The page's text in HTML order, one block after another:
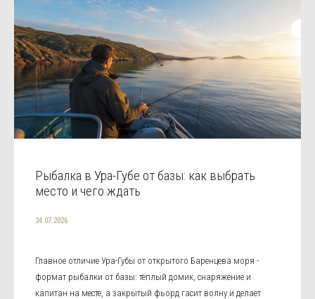
Рыбалка в Ура-Губе от базы: как выбрать
место и чего ждать
24.07.2026
Главное отличие Ура-Губы от открытого Баренцева моря -
формат рыбалки от базы: тёплый домик, снаряжение и
капитан на месте, а закрытый фьорд гасит волну и делает